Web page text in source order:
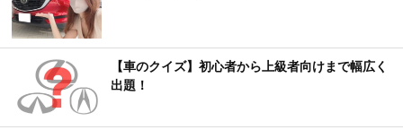
【車のクイズ】初心者から上級者向けまで幅広く
出題！